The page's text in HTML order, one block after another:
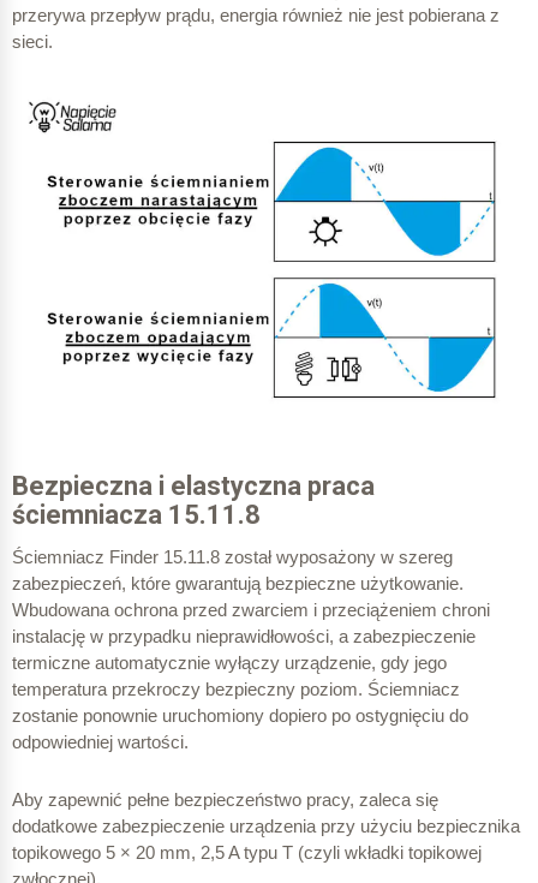
przerywa przepływ prądu, energia również nie jest pobierana z
sieci.
Bezpieczna i elastyczna praca
ściemniacza 15.11.8
Ściemniacz Finder 15.11.8 został wyposażony w szereg
zabezpieczeń, które gwarantują bezpieczne użytkowanie.
Wbudowana ochrona przed zwarciem i przeciążeniem chroni
instalację w przypadku nieprawidłowości, a zabezpieczenie
termiczne automatycznie wyłączy urządzenie, gdy jego
temperatura przekroczy bezpieczny poziom. Ściemniacz
zostanie ponownie uruchomiony dopiero po ostygnięciu do
odpowiedniej wartości.
Aby zapewnić pełne bezpieczeństwo pracy, zaleca się
dodatkowe zabezpieczenie urządzenia przy użyciu bezpiecznika
topikowego 5 × 20 mm, 2,5 A typu T (czyli wkładki topikowej
zwłocznej).